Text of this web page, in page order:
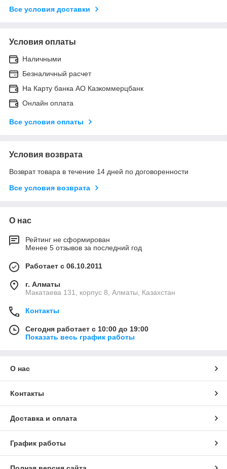
Все условия доставки
Условия оплаты
Наличными
Безналичный расчет
На Карту банка АО Казкоммерцбанк
Онлайн оплата
Все условия оплаты
Условия возврата
Возврат товара в течение 14 дней по договоренности
Все условия возврата
О нас
Рейтинг не сформирован
Менее 5 отзывов за последний год
Работает с 06.10.2011
г. Алматы
Макатаева 131, корпус 8, Алматы, Казахстан
Контакты
Сегодня работает с 10:00 до 19:00
Показать весь график работы
О нас
Контакты
Доставка и оплата
График работы